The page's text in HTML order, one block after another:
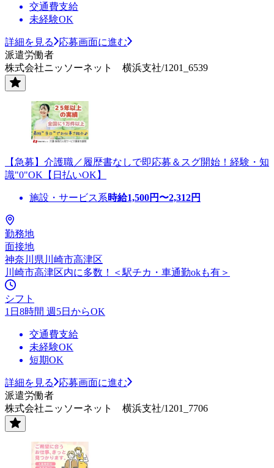
交通費支給
未経験OK
詳細を見る
応募画面に進む
派遣労働者
株式会社ニッソーネット 横浜支社/1201_6539
【急募】介護職／履歴書なしで即応募＆スグ開始！経験・知
識"0"OK【日払いOK】
施設・サービス系時給1,500円〜2,312円
勤務地
面接地
神奈川県川崎市高津区
川崎市高津区内に多数！＜駅チカ・車通勤okも有＞
シフト
1日8時間 週5日からOK
交通費支給
未経験OK
短期OK
詳細を見る
応募画面に進む
派遣労働者
株式会社ニッソーネット 横浜支社/1201_7706